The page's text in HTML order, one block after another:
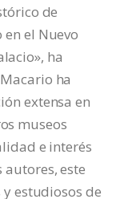
de
en el Nuevo
ha
ha
extensa en
museos
e interés
autores, este
estudiosos de